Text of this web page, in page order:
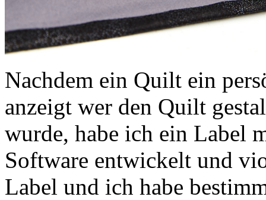
Nachdem ein Quilt ein
anzeigt wer den Quilt
wurde, habe ich ein Label
Software entwickelt und
Label und ich habe